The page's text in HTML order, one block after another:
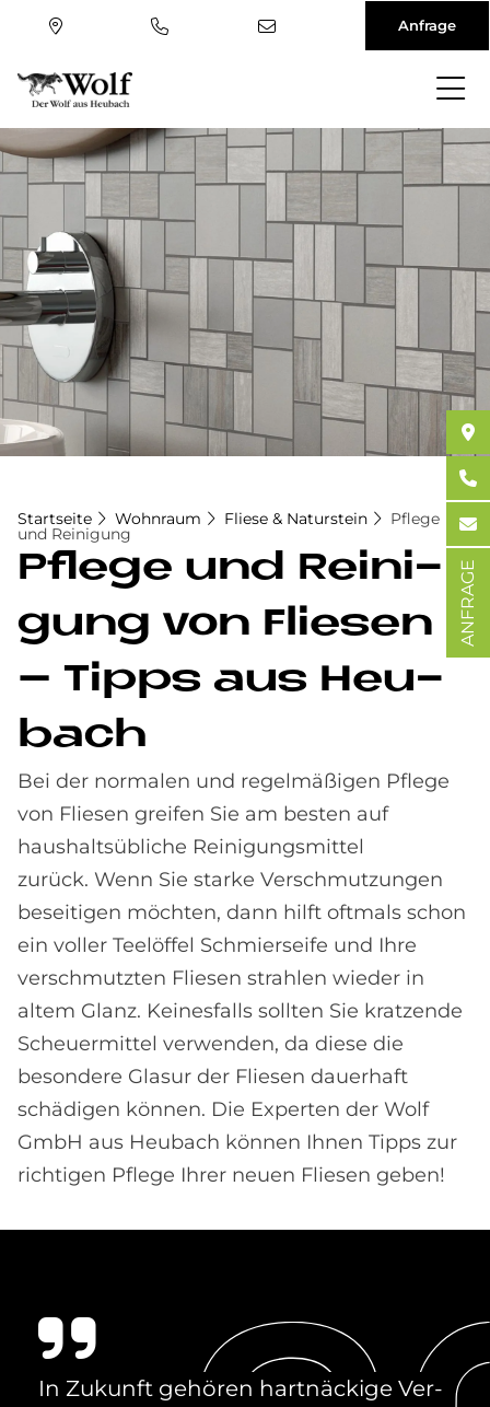
zum
Inhalt
Anfrage
Startseite Wohnraum Fliese & Naturstein Pflege
und Reinigung
Pfle­ge und Rei­ni­
gung von Flie­sen
– Tipps aus Heu­
bach
Bei der normalen und regelmäßigen Pflege
von Fliesen greifen Sie am besten auf
haushaltsübliche Reinigungsmittel
zurück. Wenn Sie starke Verschmutzungen
beseitigen möchten, dann hilft oftmals schon
ein voller Teelöffel Schmierseife und Ihre
verschmutzten Fliesen strahlen wieder in
altem Glanz. Keinesfalls sollten Sie kratzende
Scheuermittel verwenden, da diese die
besondere Glasur der Fliesen dauerhaft
schädigen können. Die Experten der Wolf
GmbH aus Heubach können Ihnen Tipps zur
richtigen Pflege Ihrer neuen Fliesen geben!
In Zu­kun­ft ge­hö­ren hart­näcki­ge Ver­
ANFRAGE